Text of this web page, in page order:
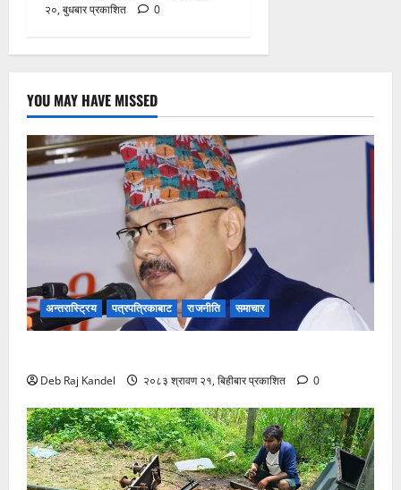
२०, बुधबार प्रकाशित
0
YOU MAY HAVE MISSED
अन्तरास्ट्रिय पत्रपत्रिकाबाट राजनीति समाचार
Deb Raj Kandel २०८३ श्रावण २१, बिहीबार प्रकाशित 0